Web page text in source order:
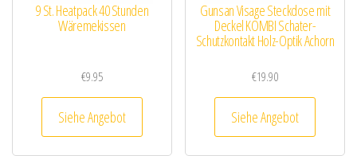
9 St. Heatpack 40 Stunden
Wäremekissen
€9.95
Siehe Angebot
Gunsan Visage Steckdose mit
Deckel KOMBI Schater-
Schutzkontakt Holz-Optik Achorn
€19.90
Siehe Angebot